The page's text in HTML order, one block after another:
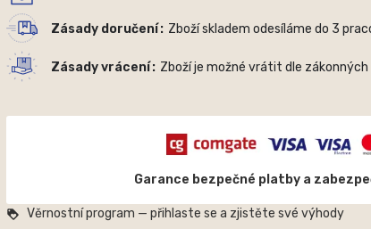
Zásady doručení Zboží skladem odesíláme do 3
Zásady vrácení Zboží je možné vrátit dle
Garance bezpečné platby a
loyalty Věrnostní program — přihlaste se a zjistěte své výhody